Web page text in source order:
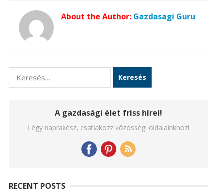
About the Author: Gazdasagi Guru
Keresés:
A gazdasági élet friss hírei!
Légy naprakész, csatlakozz közösségi oldalainkhoz!
RECENT POSTS